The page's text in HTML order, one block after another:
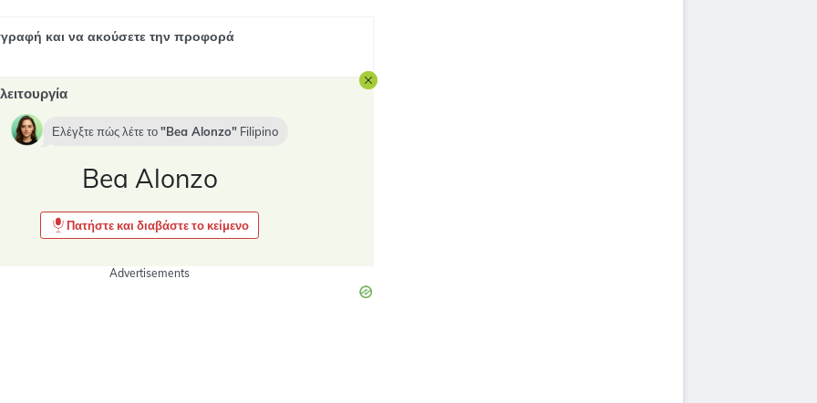
και να ακούσετε την προφορά
Ελέγξτε πώς λέτε το Bea Alonzo Filipino
Bea Alonzo
Πατήστε και διαβάστε το κείμενο
Advertisements